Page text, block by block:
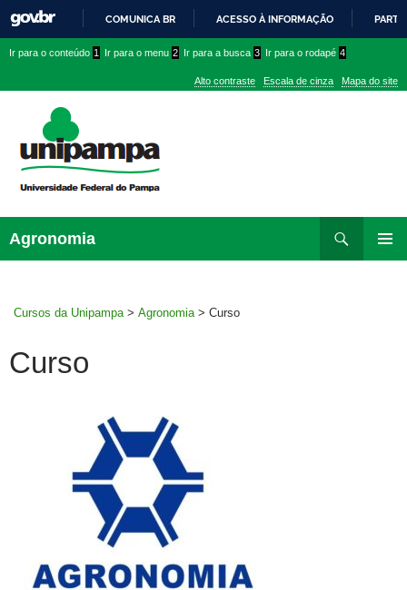
PARA
CONTEÚDO
COMUNICA BR ACESSO À INFORMAÇÃO
conteúdo
menu
superior
menu
Ir para o conteúdo 1 Ir para o menu 2 Ir para a busca 3 Ir para o rodapé 4
Alto contraste Escala de cinza Mapa do site
Agronomia
para
Cursos da Unipampa > Agronomia > Curso
Curso